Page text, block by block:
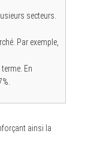
secteurs.
Par exemple,
En
ainsi la